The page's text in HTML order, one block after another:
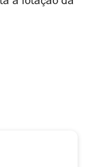
à lotação da